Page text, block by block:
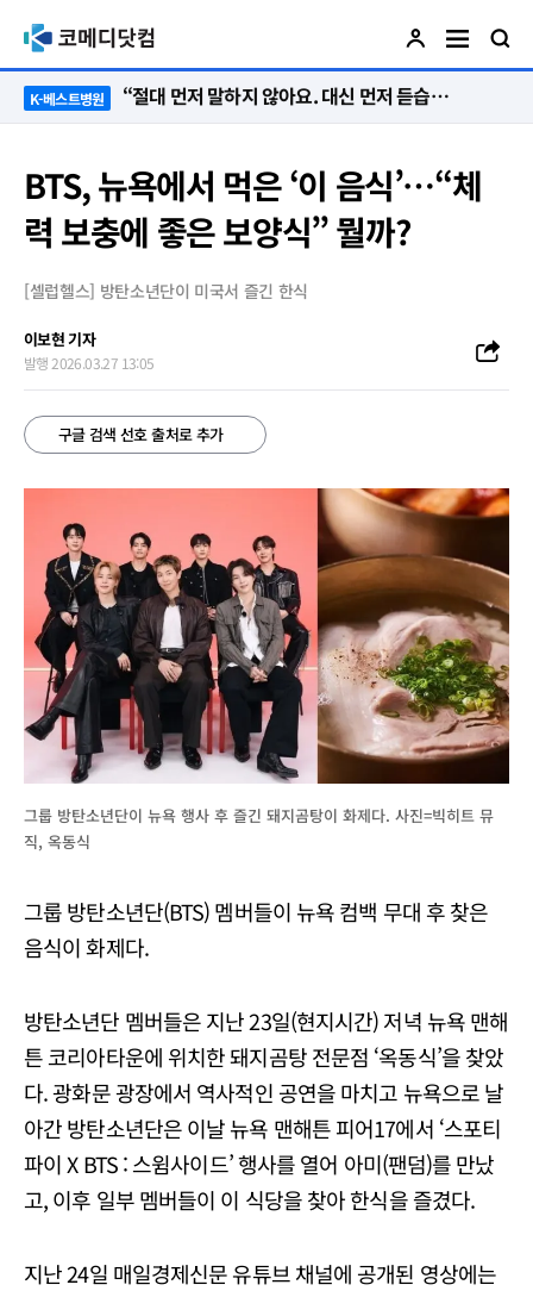
K-베스트병원 “절대 먼저 말하지 않아요. 대신 먼저 듣습니다”
BTS, 뉴욕에서 먹은 ‘이 음식’…“체
력 보충에 좋은 보양식” 뭘까?
[셀럽헬스] 방탄소년단이 미국서 즐긴 한식
이보현 기자
발행 2026.03.27 13:05
구글 검색 선호 출처로 추가
그룹 방탄소년단이 뉴욕 행사 후 즐긴 돼지곰탕이 화제다. 사진=빅히트 뮤
직, 옥동식
그룹 방탄소년단(BTS) 멤버들이 뉴욕 컴백 무대 후 찾은
음식이 화제다.
방탄소년단 멤버들은 지난 23일(현지시간) 저녁 뉴욕 맨해
튼 코리아타운에 위치한 돼지곰탕 전문점 ‘옥동식’을 찾았
다. 광화문 광장에서 역사적인 공연을 마치고 뉴욕으로 날
아간 방탄소년단은 이날 뉴욕 맨해튼 피어17에서 ‘스포티
파이 X BTS : 스윔사이드’ 행사를 열어 아미(팬덤)를 만났
고, 이후 일부 멤버들이 이 식당을 찾아 한식을 즐겼다.
지난 24일 매일경제신문 유튜브 채널에 공개된 영상에는